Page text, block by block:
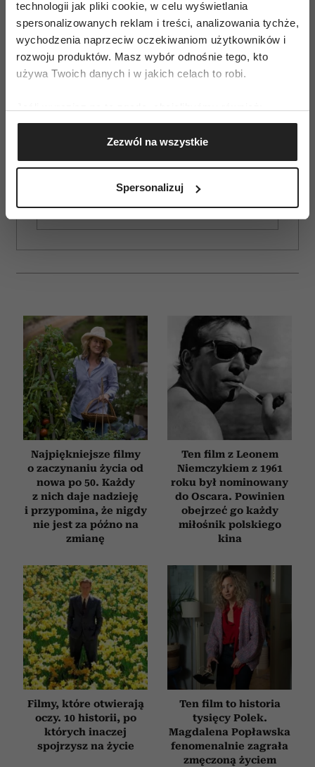
technologii jak pliki cookie, w celu wyświetlania
spersonalizowanych reklam i treści, analizowania tychże,
wychodzenia naprzeciw oczekiwaniom użytkowników i
rozwoju produktów. Masz wybór odnośnie tego, kto
używa Twoich danych i w jakich celach to robi.
Gromadzić dane dotyczące Twojej lokalizacji
geograficznej z dokładnością nawet do kilku metrów
Identyfikować Twoje urządzenie, aktywnie
(fingerprinting, czyli wirtualny odcisk palca)
dane są przetwarzane oraz ustaw własne preferencje w
sekcji szczegółów. W Deklaracji plików cookie możesz
i reklam, aby oferować funkcje społecznościowe i
analizować ruch w naszej witrynie. Informacje o tym, jak
korzystasz z naszej witryny, udostępniamy partnerom
społecznościowym, reklamowym i analitycznym.
Partnerzy mogą połączyć te informacje z innymi danymi
otrzymanymi od Ciebie lub uzyskanymi podczas
korzystania z ich usług.
Zezwól na wszystkie
Spersonalizuj
ZAMÓW
WYDANIE DRUKOWANE
Najpiękniejsze filmy
o zaczynaniu życia od
nowa po 50. Każdy
z nich daje nadzieję
i przypomina, że nigdy
nie jest za późno na
zmianę
Ten film z Leonem
Niemczykiem z 1961
roku był nominowany
do Oscara. Powinien
obejrzeć go każdy
miłośnik polskiego
kina
Filmy, które otwierają
oczy. 10 historii, po
których inaczej
spojrzysz na życie
Ten film to historia
tysięcy Polek.
Magdalena Popławska
fenomenalnie zagrała
zmęczoną życiem